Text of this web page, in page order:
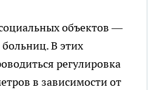
объектов —
В этих
регулировка
в зависимости от